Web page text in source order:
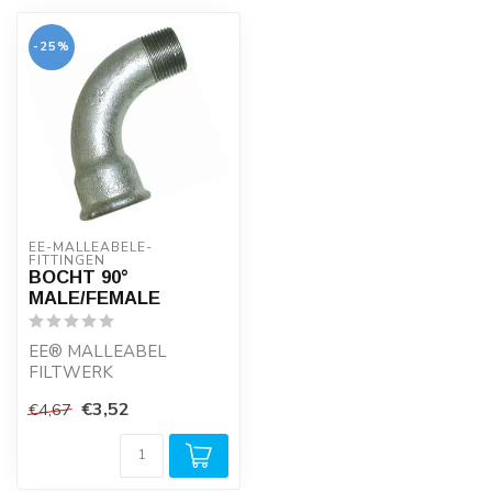
-25%
EE-MALLEABELE-
FITTINGEN
BOCHT 90°
MALE/FEMALE
EE® MALLEABEL
FILTWERK
- Geproduceerd van
recycled ijzer onder ISO
€4,67 €3,52